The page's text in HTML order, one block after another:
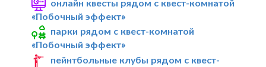
онлайн квесты рядом с квест-комнатой
«Побочный эффект»
парки рядом с квест-комнатой
«Побочный эффект»
пейнтбольные клубы рядом с квест-